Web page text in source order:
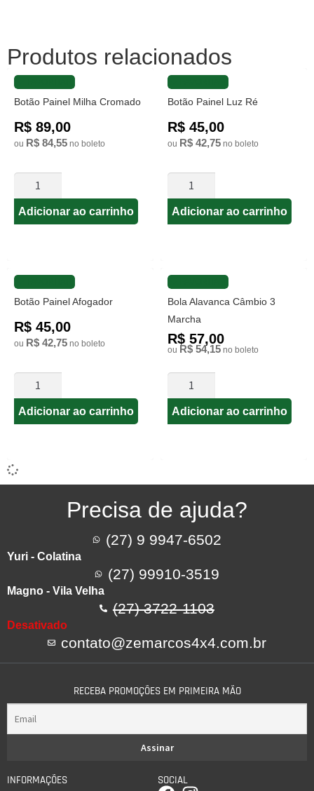
Produtos relacionados
Botão Painel Milha Cromado
R$ 89,00
ou R$ 84,55 no boleto
Adicionar ao carrinho
Botão Painel Luz Ré
R$ 45,00
ou R$ 42,75 no boleto
Adicionar ao carrinho
Botão Painel Afogador
R$ 45,00
ou R$ 42,75 no boleto
Adicionar ao carrinho
Bola Alavanca Câmbio 3
Marcha
R$ 57,00
ou R$ 54,15 no boleto
Adicionar ao carrinho
Precisa de ajuda?
(27) 9 9947-6502
Yuri - Colatina
(27) 99910-3519
Magno - Vila Velha
(27) 3722-1103
Desativado
contato@zemarcos4x4.com.br
RECEBA PROMOÇÕES EM PRIMEIRA MÃO
INFORMAÇÕES SOCIAL